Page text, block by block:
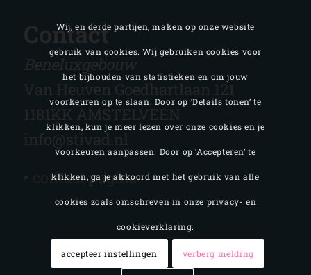
Contact
Beneluxgebouw
Van Heuven Goedhartlaan 121
1181KK AMSTELVEEN
info@stivad.nl
‣
contact pagina
Wij, en derde partijen, maken op onze website
gebruik van cookies. Wij gebruiken cookies voor
het bijhouden van statistieken en om jouw
voorkeuren op te slaan. Door op ‘Details tonen’ te
klikken, kun je meer lezen over onze cookies en je
voorkeuren aanpassen. Door op ‘Accepteren’ te
klikken, ga je akkoord met het gebruik van alle
cookies zoals omschreven in onze privacy- en
cookieverklaring.
accepteer instellingen verberg melding